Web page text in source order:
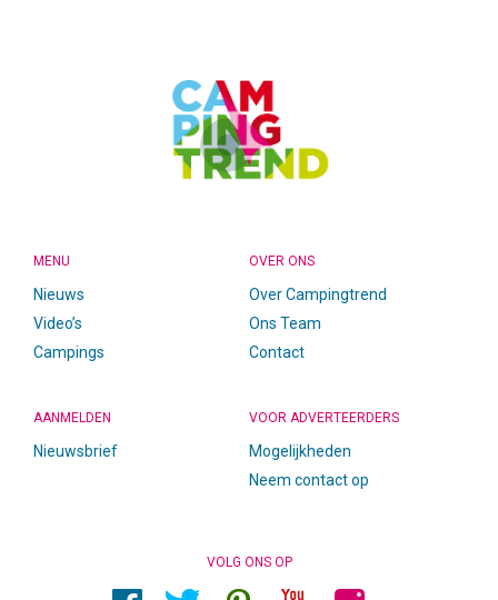
MENU
Nieuws
Video’s
Campings
OVER ONS
Over Campingtrend
Ons Team
Contact
AANMELDEN
Nieuwsbrief
VOOR ADVERTEERDERS
Mogelijkheden
Neem contact op
VOLG ONS OP